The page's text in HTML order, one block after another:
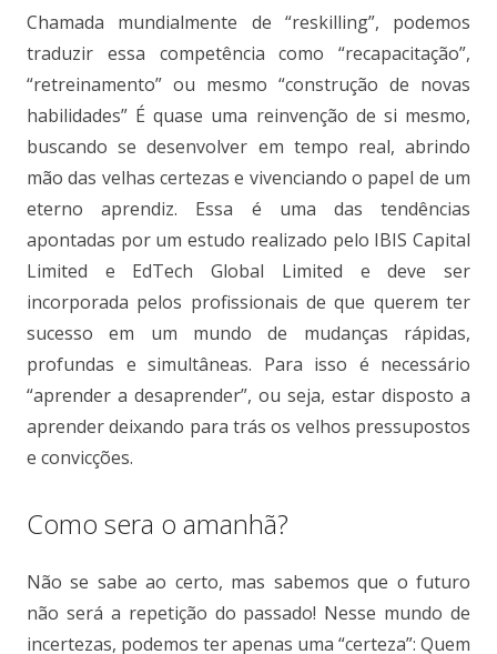
Chamada mundialmente de “reskilling”, podemos
traduzir essa competência como “recapacitação”,
“retreinamento” ou mesmo “construção de novas
habilidades” É quase uma reinvenção de si mesmo,
buscando se desenvolver em tempo real, abrindo
mão das velhas certezas e vivenciando o papel de um
eterno aprendiz. Essa é uma das tendências
apontadas por um estudo realizado pelo IBIS Capital
Limited e EdTech Global Limited e deve ser
incorporada pelos profissionais de que querem ter
sucesso em um mundo de mudanças rápidas,
profundas e simultâneas. Para isso é necessário
“aprender a desaprender”, ou seja, estar disposto a
aprender deixando para trás os velhos pressupostos
e convicções.
Como sera o amanhã?
Não se sabe ao certo, mas sabemos que o futuro
não será a repetição do passado! Nesse mundo de
incertezas, podemos ter apenas uma “certeza”: Quem